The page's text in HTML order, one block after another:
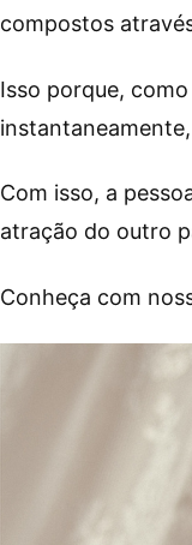
compostos
Isso porque,
Com isso, a
atração do outro
Conheça com